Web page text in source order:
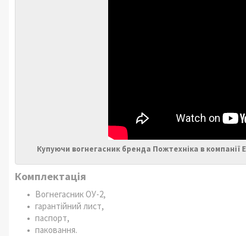
Купуючи вогнегасник бренда Пожтехніка в
Комплектація
Вогнегасник ОУ-2,
гарантійний лист,
паспорт,
паковання.